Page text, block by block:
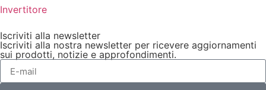
Invertitore
Iscriviti alla newsletter
Iscriviti alla nostra newsletter per ricevere aggiornamenti
sui prodotti, notizie e approfondimenti.